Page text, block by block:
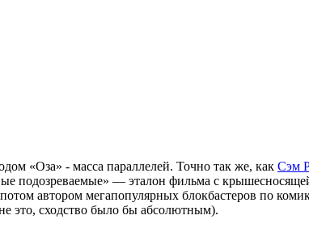
«Оза» - масса параллелей. Точно так же, как Сэм
подозреваемые» — эталон фильма с
автором мегапопулярных блокбастеров по
это, сходство было бы абсолютным).